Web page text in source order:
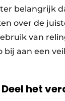
belangrijk
over de
van
bij aan een
het